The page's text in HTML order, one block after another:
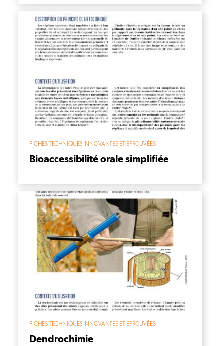
FICHES TECHNIQUES INNOVANTES ET EPROUVÉES
Bioaccessibilité orale simplifiée
FICHES TECHNIQUES INNOVANTES ET EPROUVÉES
Dendrochimie